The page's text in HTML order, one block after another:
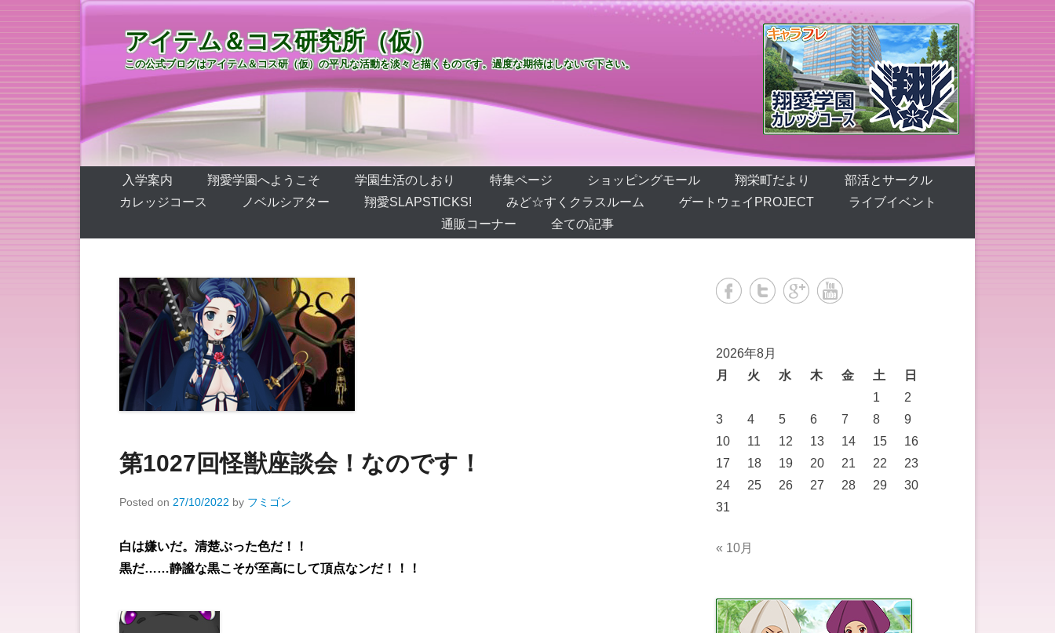
アイテム＆コス研究所（仮）
この公式ブログはアイテム＆コス研（仮）の平凡な活動を淡々と描くものです。過度な期待はしないで下さい。
第1メニュー
コンテンツへ移動
入学案内 翔愛学園へようこそ 学園生活のしおり 特集ページ ショッピングモール 翔栄町だより
部活とサークル
カレッジコース
ノベルシアター 翔愛SLAPSTICKS! みど☆すくクラスルーム ゲートウェイPROJECT
ライブイベント
通販コーナー
全ての記事
第1027回怪獣座談会！なのです！
Posted on 27/10/2022 by フミゴン
白は嫌いだ。清楚ぶった色だ！！
黒だ……静謐な黒こそが至高にして頂点なンだ！！！
2026年8月
月
火 水 木 金 土
日
1
2
3
4 5 6 7 8
9
10
11 12 13 14 15
16
17
18 19 20 21 22
23
24
25 26 27 28 29
30
31
« 10月